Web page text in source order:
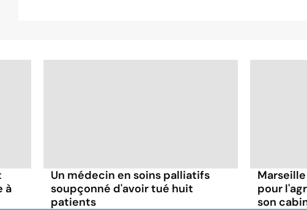
à
Un médecin en soins palliatifs
soupçonné d'avoir tué huit
patients
pour
son